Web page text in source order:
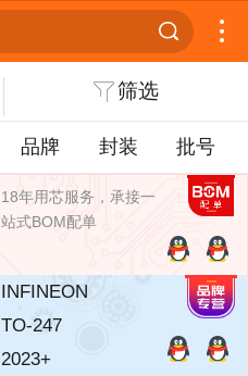
筛选
品牌 封装 批号
18年用芯服务，承接一
站式BOM配单
INFINEON
TO-247
2023+